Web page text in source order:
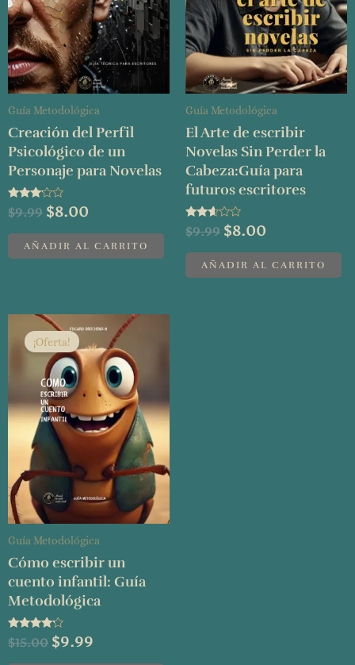
Guía Metodológica
Creación del Perfil
Psicológico de un
Personaje para Novelas
Valorado
con
de 5
$9.99 $8.00
AÑADIR AL CARRITO
Guía Metodológica
El Arte de escribir
Novelas Sin Perder la
Cabeza:Guía para
futuros escritores
Valorado
con
de 5
$9.99 $8.00
AÑADIR AL CARRITO
¡Oferta!
Guía Metodológica
Cómo escribir un
cuento infantil: Guía
Metodológica
Valorado
con
$15.00
El
precio
original
era:
$15.00.
$9.99
El
precio
actual
es:
$9.99.